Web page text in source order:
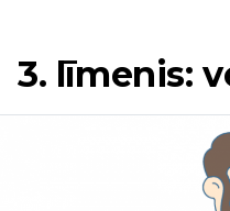
3. līmenis: